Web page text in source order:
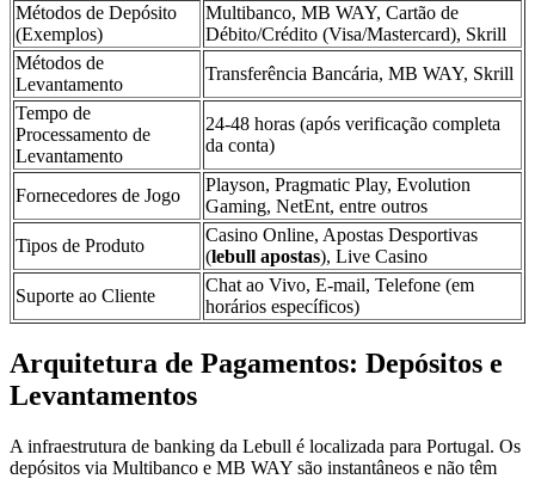
Métodos de Depósito
(Exemplos)
Multibanco, MB WAY, Cartão de
Débito/Crédito (Visa/Mastercard), Skrill
Métodos de
Levantamento
Transferência Bancária, MB WAY, Skrill
Tempo de
Processamento de
Levantamento
24-48 horas (após verificação completa
da conta)
Fornecedores de Jogo
Playson, Pragmatic Play, Evolution
Gaming, NetEnt, entre outros
Tipos de Produto
Casino Online, Apostas Desportivas
(lebull apostas), Live Casino
Suporte ao Cliente
Chat ao Vivo, E-mail, Telefone (em
horários específicos)
Arquitetura de Pagamentos: Depósitos e
Levantamentos
A infraestrutura de banking da Lebull é localizada para Portugal. Os
depósitos via Multibanco e MB WAY são instantâneos e não têm